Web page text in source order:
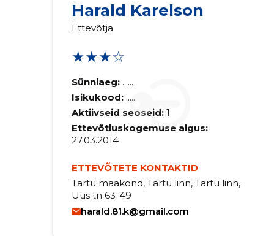
Harald Karelson
Ettevõtja
★★★☆
Sünniaeg: ......
Isikukood: ......
Aktiivseid seoseid: 1
Ettevõtluskogemuse algus:
27.03.2014
ETTEVÕTETE KONTAKTID
Tartu maakond, Tartu linn, Tartu linn,
Uus tn 63-49
harald.81.k@gmail.com